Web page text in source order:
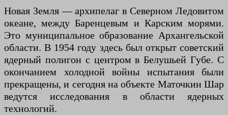
Новая Земля — архипелаг в Северном Ледовитом
океане, между Баренцевым и Карским морями.
Это муниципальное образование Архангельской
области. В 1954 году здесь был открыт советский
ядерный полигон с центром в Белушьей Губе. С
окончанием холодной войны испытания были
прекращены, и сегодня на объекте Маточкин Шар
ведутся исследования в области ядерных
технологий.